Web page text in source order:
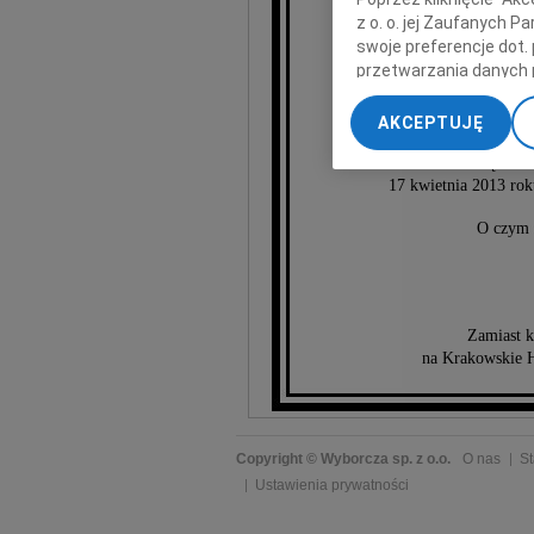
17 kwietnia 2013
O czym
Zamiast
na Krakowskie
Copyright © Wyborcza sp. z o.o. O nas
Ustawienia prywatności
z o. o. jej Zaufanych
swoje preferencje dot.
przetwarzania danych
„Ustawienia
My, nasi Zaufani
dokładnych danych
Przechowywanie
AKCEPTUJĘ